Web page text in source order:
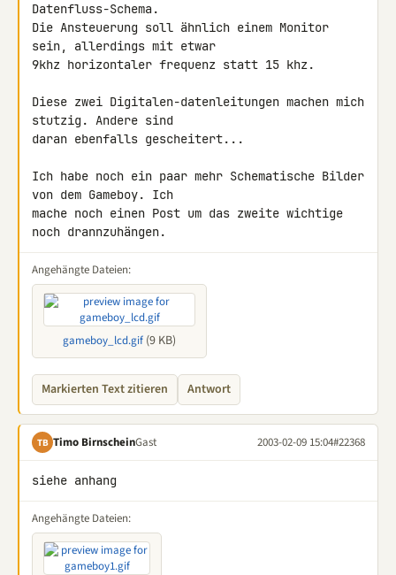
Datenfluss-Schema.
Die Ansteuerung soll ähnlich einem Monitor
sein, allerdings mit etwar
9khz horizontaler frequenz statt 15 khz.
Diese zwei Digitalen-datenleitungen machen mich
stutzig. Andere sind
daran ebenfalls gescheitert...
Ich habe noch ein paar mehr Schematische Bilder
von dem Gameboy. Ich
mache noch einen Post um das zweite wichtige
noch drannzuhängen.
Angehängte Dateien:
gameboy_lcd.gif (9 KB)
Markierten Text zitieren Antwort
TB Timo BirnscheinGast 2003-02-09 15:04#22368
siehe anhang
Angehängte Dateien: